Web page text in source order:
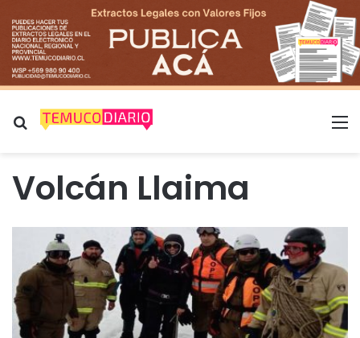
Buscar por
Volcán Llaima